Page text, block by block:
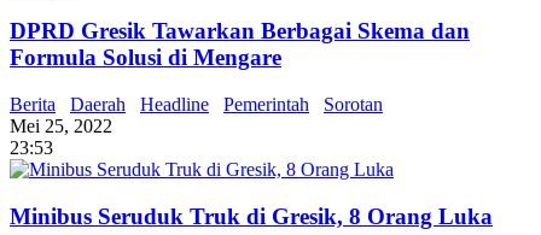
DPRD Gresik Tawarkan Berbagai Skema dan
Formula Solusi di Mengare
Berita Daerah Headline Pemerintah
Sorotan
Mei 25, 2022
23:53
Minibus Seruduk Truk di Gresik, 8 Orang Luka